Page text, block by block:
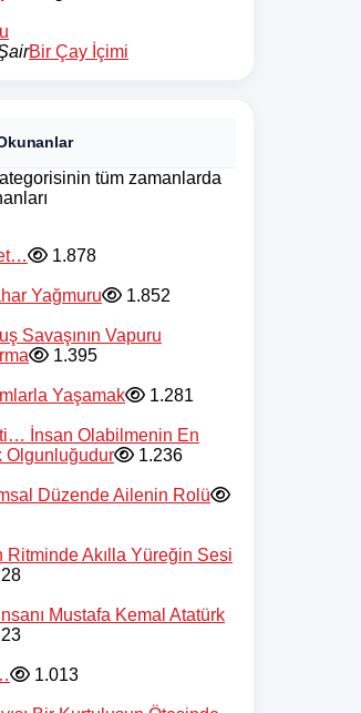
Bir Çay İçimi
tüm zamanlarda
1.878
Yağmuru
1.852
Savaşının Vapuru
1.395
Yaşamak
1.281
İnsan Olabilmenin En
Olgunluğudur
1.236
Düzende Ailenin Rolü
Ritminde Akılla Yüreğin Sesi
Mustafa Kemal Atatürk
1.013